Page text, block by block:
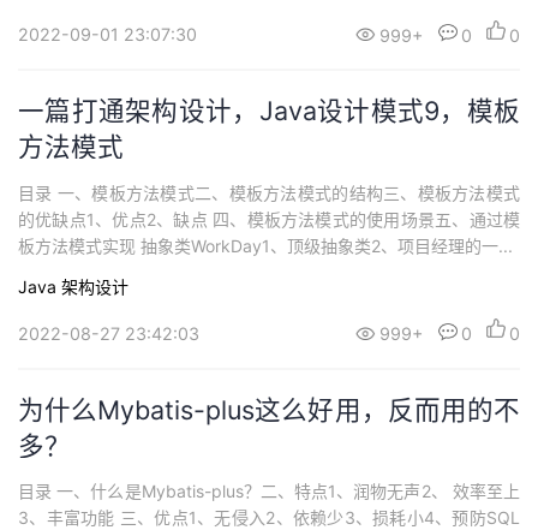
2022-09-01 23:07:30 999+ 0 0
一篇打通架构设计，Java设计模式9，模板
方法模式
目录 一、模板方法模式二、模板方法模式的结构三、模板方法模式
的优缺点1、优点2、缺点 四、模板方法模式的使用场景五、通过模
板方法模式实现 抽象类WorkDay1、顶级抽象类2、项目经理的一...
Java 架构设计
2022-08-27 23:42:03 999+ 0 0
为什么Mybatis-plus这么好用，反而用的不
多？
目录 一、什么是Mybatis-plus？二、特点1、润物无声2、 效率至上
3、丰富功能 三、优点1、无侵入2、依赖少3、损耗小4、预防SQL